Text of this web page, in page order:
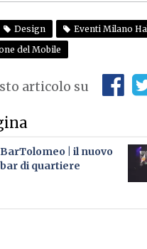
Design Eventi Milano
del Mobile
articolo su
BarTolomeo | il nuovo
bar di quartiere